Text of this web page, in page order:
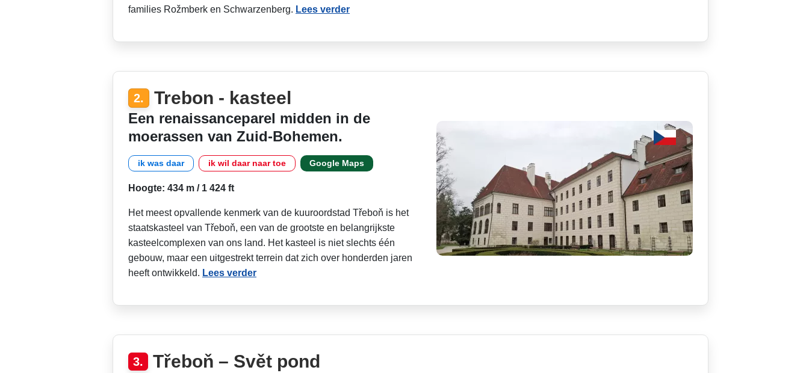
families Rožmberk en Schwarzenberg. Lees verder
2. Trebon - kasteel
Een renaissanceparel midden in de
moerassen van Zuid-Bohemen.
ik was daar ik wil daar naar toe Google Maps
Hoogte: 434 m / 1 424 ft
Het meest opvallende kenmerk van de kuuroordstad Třeboň is het
staatskasteel van Třeboň, een van de grootste en belangrijkste
kasteelcomplexen van ons land. Het kasteel is niet slechts één
gebouw, maar een uitgestrekt terrein dat zich over honderden jaren
heeft ontwikkeld. Lees verder
3. Třeboň – Svět pond